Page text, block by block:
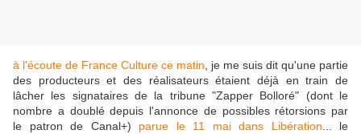
à l'écoute de France Culture ce matin , je me suis dit qu'une partie
des producteurs et des réalisateurs étaient déjà en train de
lâcher les signataires de la tribune "Zapper Bolloré" (dont le
nombre a doublé depuis l'annonce de possibles rétorsions par
le patron de Canal+) parue le 11 mai dans Libération ... le